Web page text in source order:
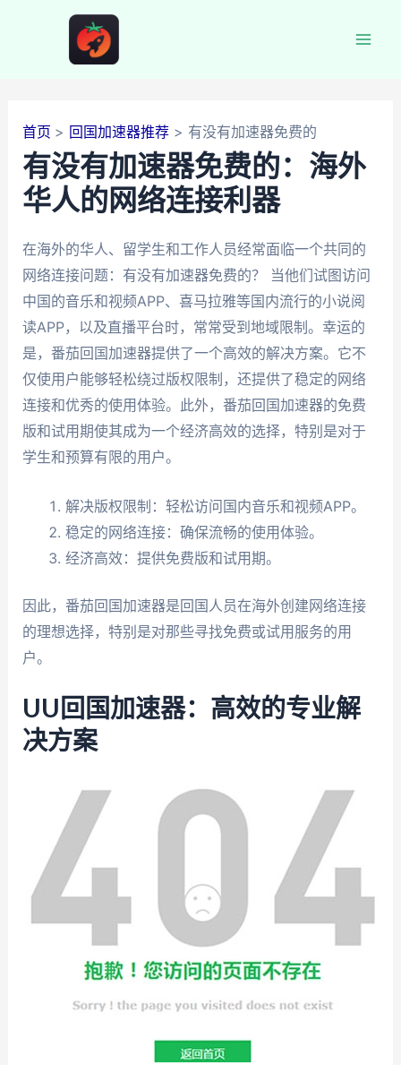
首页 回国加速器推荐 有没有加速器免费的
有没有加速器免费的：海外
华人的网络连接利器
在海外的华人、留学生和工作人员经常面临一个共同的
网络连接问题：有没有加速器免费的？ 当他们试图访问
中国的音乐和视频APP、喜马拉雅等国内流行的小说阅
读APP，以及直播平台时，常常受到地域限制。幸运的
是，番茄回国加速器提供了一个高效的解决方案。它不
仅使用户能够轻松绕过版权限制，还提供了稳定的网络
连接和优秀的使用体验。此外，番茄回国加速器的免费
版和试用期使其成为一个经济高效的选择，特别是对于
学生和预算有限的用户。
解决版权限制：轻松访问国内音乐和视频APP。
稳定的网络连接：确保流畅的使用体验。
经济高效：提供免费版和试用期。
因此，番茄回国加速器是回国人员在海外创建网络连接
的理想选择，特别是对那些寻找免费或试用服务的用
户。
UU回国加速器：高效的专业解
决方案